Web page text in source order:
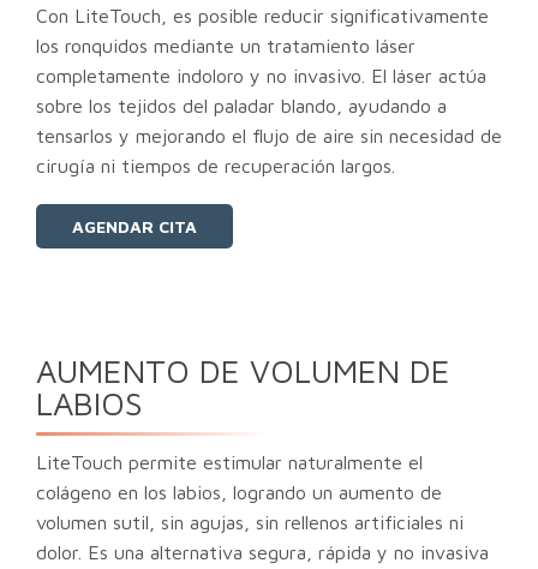
Con LiteTouch, es posible reducir significativamente
los ronquidos mediante un tratamiento láser
completamente indoloro y no invasivo. El láser actúa
sobre los tejidos del paladar blando, ayudando a
tensarlos y mejorando el flujo de aire sin necesidad de
cirugía ni tiempos de recuperación largos.
AGENDAR CITA
AUMENTO DE VOLUMEN DE
LABIOS
LiteTouch permite estimular naturalmente el
colágeno en los labios, logrando un aumento de
volumen sutil, sin agujas, sin rellenos artificiales ni
dolor. Es una alternativa segura, rápida y no invasiva